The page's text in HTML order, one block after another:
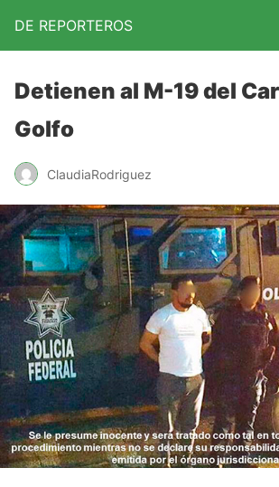
DE REPORTEROS
Detienen al M-19 del
Golfo
ClaudiaRodriguez